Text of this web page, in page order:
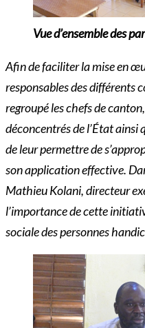
Vue d’ensemble des
Afin de faciliter la mise en
responsables des différents
regroupé les chefs de
déconcentrés de l’État ainsi
de leur permettre de
son application effective.
Mathieu Kolani, directeur
l’importance de cette
sociale des personnes